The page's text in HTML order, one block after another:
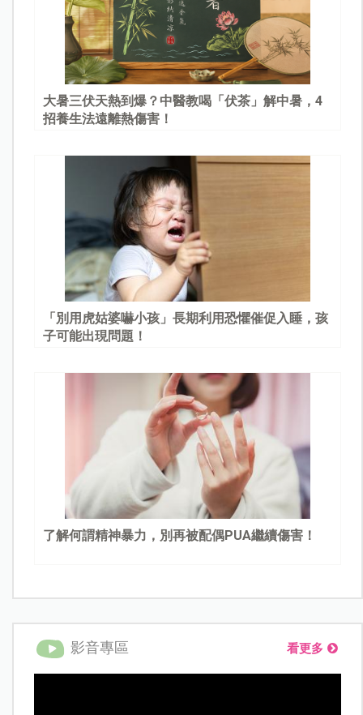
大暑三伏天熱到爆？中醫教喝「伏茶」解中暑，4
招養生法遠離熱傷害！
「別用虎姑婆嚇小孩」長期利用恐懼催促入睡，孩
子可能出現問題！
了解何謂精神暴力，別再被配偶PUA繼續傷害！
影音專區 看更多